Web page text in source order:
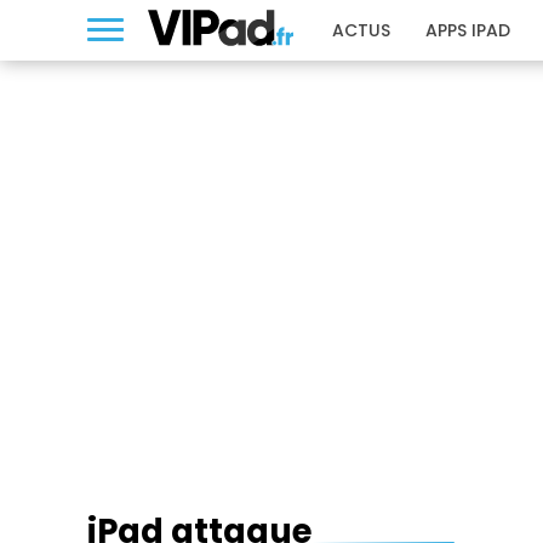
ACTUS APPS IPAD
IPAD ATTAQUE
iPad attaque